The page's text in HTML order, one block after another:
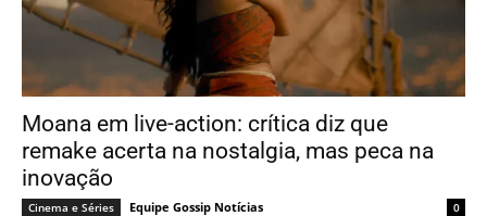
Moana em live-action: crítica diz que
remake acerta na nostalgia, mas peca na
inovação
Cinema e Séries Equipe Gossip Notícias 0